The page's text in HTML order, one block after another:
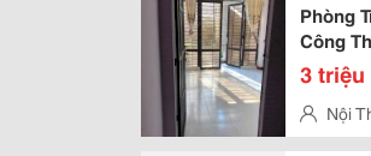
Phòng
Công
3 triệu
Nội
Hcm